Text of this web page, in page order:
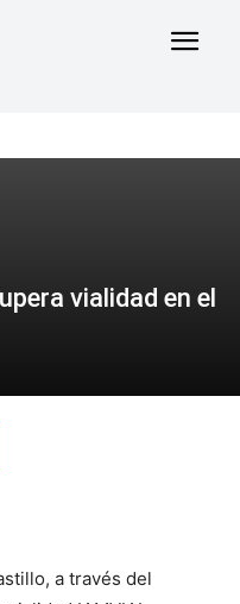
vialidad en el
a través del